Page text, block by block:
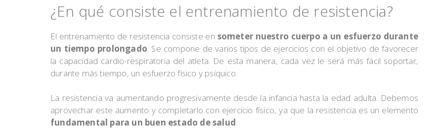
¿En qué consiste el entrenamiento de resistencia?
El entrenamiento de resistencia consiste en someter nuestro cuerpo a un esfuerzo durante
un tiempo prolongado. Se compone de varios tipos de ejercicios con el objetivo de favorecer
la capacidad cardio-respiratoria del atleta. De esta manera, cada vez le será más fácil soportar,
durante más tiempo, un esfuerzo físico y psíquico.
La resistencia va aumentando progresivamente desde la infancia hasta la edad adulta. Debemos
aprovechar este aumento y completarlo con ejercicio físico, ya que la resistencia es un elemento
fundamental para un buen estado de salud.